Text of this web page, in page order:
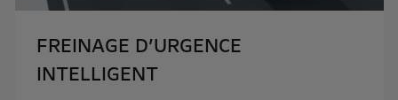
FREINAGE D’URGENCE
INTELLIGENT